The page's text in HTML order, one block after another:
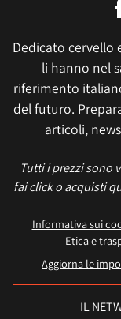
Dedicato cervello
li hanno nel
riferimento
del futuro.
articoli,
Tutti i prezzi sono
fai click o acquisti
Informativa sui
Etica e
Aggiorna le
IL